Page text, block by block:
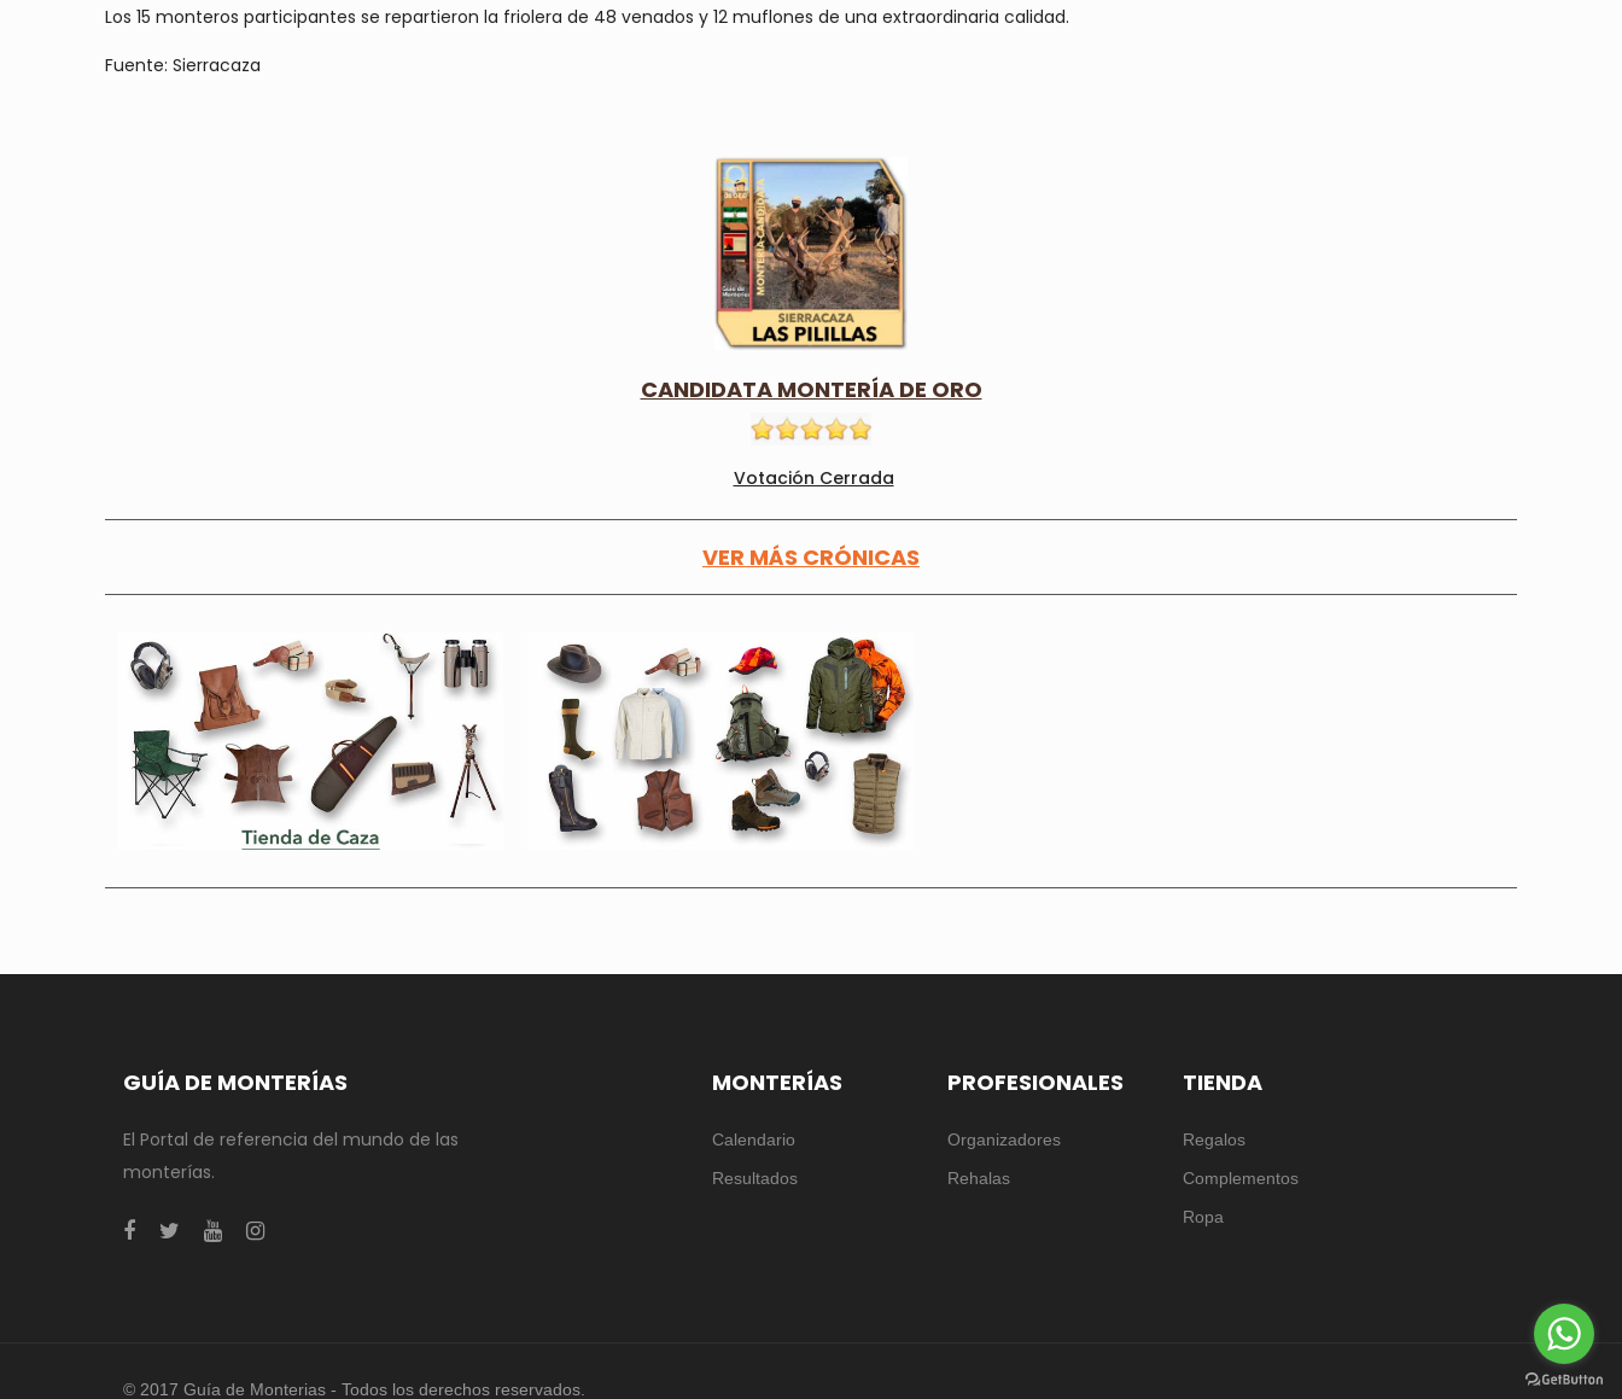
Los 15 monteros participantes se repartieron la friolera de 48 venados y 12 muflones de una extraordinaria calidad.
Fuente: Sierracaza
CANDIDATA MONTERÍA DE ORO
Votación Cerrada
VER MÁS CRÓNICAS
GUÍA DE MONTERÍAS
El Portal de referencia del mundo de las
monterías.
MONTERÍAS
Calendario
Resultados
PROFESIONALES
Organizadores
Rehalas
TIENDA
Regalos
Complementos
Ropa
© 2017 Guía de Monterias - Todos los derechos reservados.